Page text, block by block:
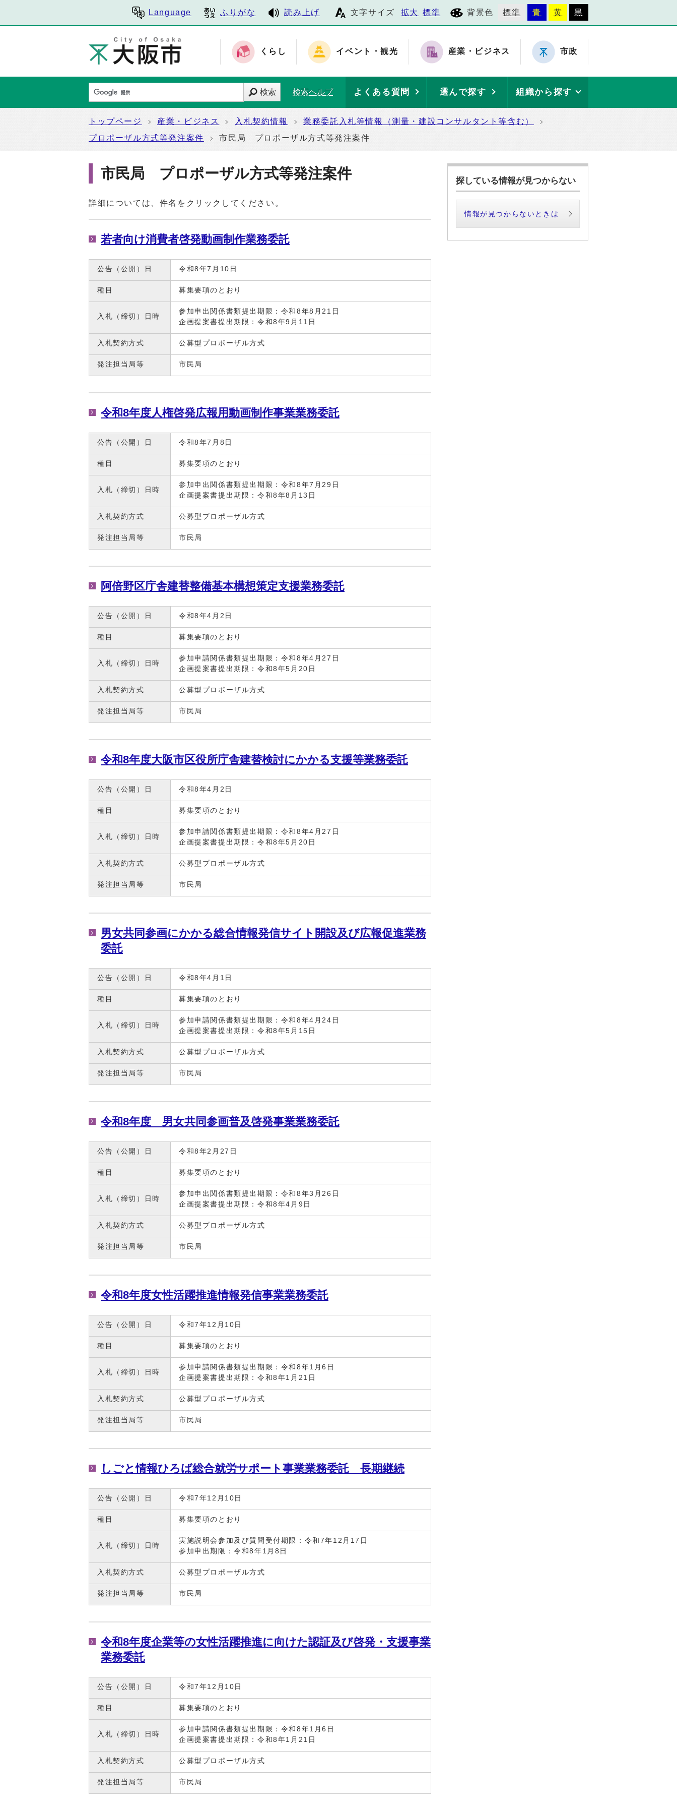
Language ふりがな 読み上げ 文字サイズ 拡大 標準 背景色 標準 青 黄 黒
くらし イベント・観光 産業・ビジネス 市政
検索 検索ヘルプ よくある質問 選んで探す 組織から探す
トップページ 産業・ビジネス 入札契約情報
業務委託入札等情報（測量・建設コンサルタント等含む）
プロポーザル方式等発注案件
市民局 プロポーザル方式等発注案件
市民局 プロポーザル方式等発注案件
詳細については、件名をクリックしてください。
若者向け消費者啓発動画制作業務委託
公告（公開）日 令和8年7月10日
種目 募集要項のとおり
入札（締切）日時
参加申出関係書類提出期限：令和8年8月21日
企画提案書提出期限：令和8年9月11日
入札契約方式 公募型プロポーザル方式
発注担当局等 市民局
令和8年度人権啓発広報用動画制作事業業務委託
公告（公開）日 令和8年7月8日
種目 募集要項のとおり
入札（締切）日時
参加申出関係書類提出期限：令和8年7月29日
企画提案書提出期限：令和8年8月13日
入札契約方式 公募型プロポーザル方式
発注担当局等 市民局
阿倍野区庁舎建替整備基本構想策定支援業務委託
公告（公開）日 令和8年4月2日
種目 募集要項のとおり
入札（締切）日時
参加申請関係書類提出期限：令和8年4月27日
企画提案書提出期限：令和8年5月20日
入札契約方式 公募型プロポーザル方式
発注担当局等 市民局
令和8年度大阪市区役所庁舎建替検討にかかる支援等業務委託
公告（公開）日 令和8年4月2日
種目 募集要項のとおり
入札（締切）日時
参加申請関係書類提出期限：令和8年4月27日
企画提案書提出期限：令和8年5月20日
入札契約方式 公募型プロポーザル方式
発注担当局等 市民局
男女共同参画にかかる総合情報発信サイト開設及び広報促進業務
委託
公告（公開）日 令和8年4月1日
種目 募集要項のとおり
入札（締切）日時
参加申請関係書類提出期限：令和8年4月24日
企画提案書提出期限：令和8年5月15日
入札契約方式 公募型プロポーザル方式
発注担当局等 市民局
令和8年度 男女共同参画普及啓発事業業務委託
公告（公開）日 令和8年2月27日
種目 募集要項のとおり
入札（締切）日時
参加申出関係書類提出期限：令和8年3月26日
企画提案書提出期限：令和8年4月9日
入札契約方式 公募型プロポーザル方式
発注担当局等 市民局
令和8年度女性活躍推進情報発信事業業務委託
公告（公開）日 令和7年12月10日
種目 募集要項のとおり
入札（締切）日時
参加申請関係書類提出期限：令和8年1月6日
企画提案書提出期限：令和8年1月21日
入札契約方式 公募型プロポーザル方式
発注担当局等 市民局
しごと情報ひろば総合就労サポート事業業務委託 長期継続
公告（公開）日 令和7年12月10日
種目 募集要項のとおり
入札（締切）日時
実施説明会参加及び質問受付期限：令和7年12月17日
参加申出期限：令和8年1月8日
入札契約方式 公募型プロポーザル方式
発注担当局等 市民局
令和8年度企業等の女性活躍推進に向けた認証及び啓発・支援事業
業務委託
公告（公開）日 令和7年12月10日
種目 募集要項のとおり
入札（締切）日時
参加申請関係書類提出期限：令和8年1月6日
企画提案書提出期限：令和8年1月21日
入札契約方式 公募型プロポーザル方式
発注担当局等 市民局
探している情報が見つからない
情報が見つからないときは